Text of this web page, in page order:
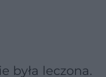
była leczona.